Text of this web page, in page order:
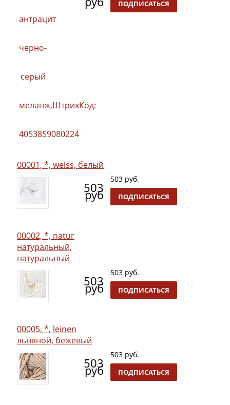
ПОДПИСАТЬСЯ
00001, *, weiss, белый
503
руб
503 руб.
ПОДПИСАТЬСЯ
00002, *, natur
натуральный,
натуральный
503
руб
503 руб.
ПОДПИСАТЬСЯ
00005, *, leinen
льняной, бежевый
503
руб
503 руб.
ПОДПИСАТЬСЯ